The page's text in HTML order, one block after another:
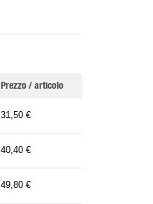
Prezzo / articolo
31,50 €
40,40 €
49,80 €